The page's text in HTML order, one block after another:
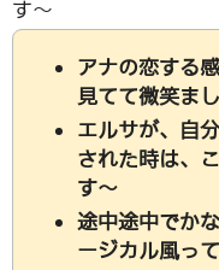
す〜
アナの恋する
見てて微笑ま
エルサが、自
された時は、
す〜
途中途中でか
ージカル風っ